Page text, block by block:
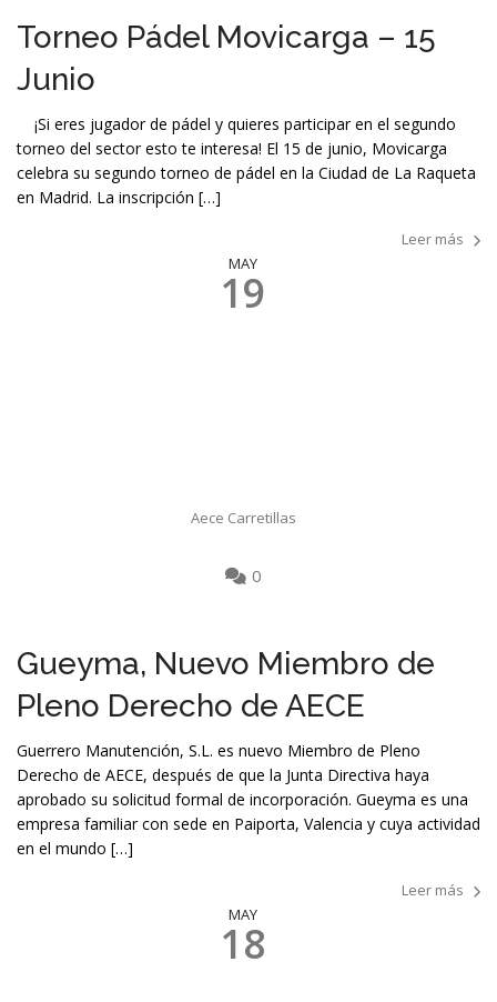
Torneo Pádel Movicarga – 15
Junio
¡Si eres jugador de pádel y quieres participar en el segundo
torneo del sector esto te interesa! El 15 de junio, Movicarga
celebra su segundo torneo de pádel en la Ciudad de La Raqueta
en Madrid. La inscripción […]
Leer más
MAY
19
Aece Carretillas
0
Gueyma, Nuevo Miembro de
Pleno Derecho de AECE
Guerrero Manutención, S.L. es nuevo Miembro de Pleno
Derecho de AECE, después de que la Junta Directiva haya
aprobado su solicitud formal de incorporación. Gueyma es una
empresa familiar con sede en Paiporta, Valencia y cuya actividad
en el mundo […]
Leer más
MAY
18